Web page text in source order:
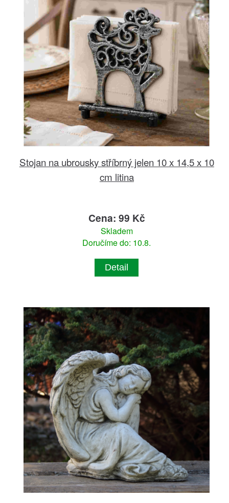
Stojan na ubrousky stříbrný jelen 10 x 14,5 x 10
cm litina
Cena: 99 Kč
Skladem
Doručíme do: 10.8.
Detail